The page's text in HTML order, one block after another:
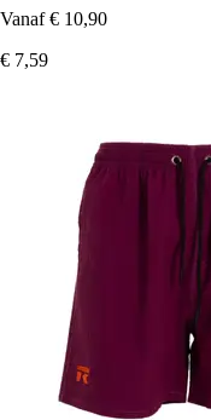
Vanaf € 10,90
€ 7,59